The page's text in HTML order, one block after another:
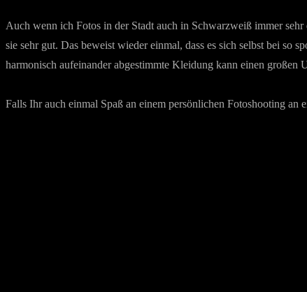
Auch wenn ich Fotos in der Stadt auch in Schwarzweiß immer
sie sehr gut. Das beweist wieder einmal, dass es sich selbst bei so
harmonisch aufeinander abgestimmte Kleidung kann einen großen
Falls Ihr auch einmal Spaß an einem persönlichen Fotoshooting